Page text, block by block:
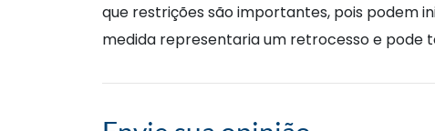
que restrições são importantes, pois podem
medida representaria um retrocesso e pode